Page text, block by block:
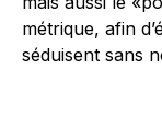
métrique, afin
séduisent sans